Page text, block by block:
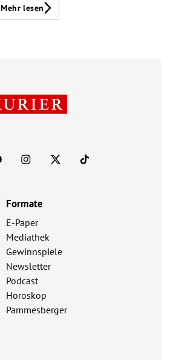
Mehr lesen
Formate
E-Paper
Mediathek
Gewinnspiele
Newsletter
Podcast
Horoskop
Pammesberger